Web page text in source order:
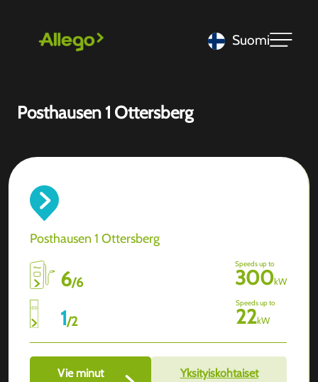
Suomi
Posthausen 1 Ottersberg
Posthausen 1 Ottersberg
6/6
Speeds up to
300kW
1/2
Speeds up to
22kW
Vie minut
Yksityiskohtaiset